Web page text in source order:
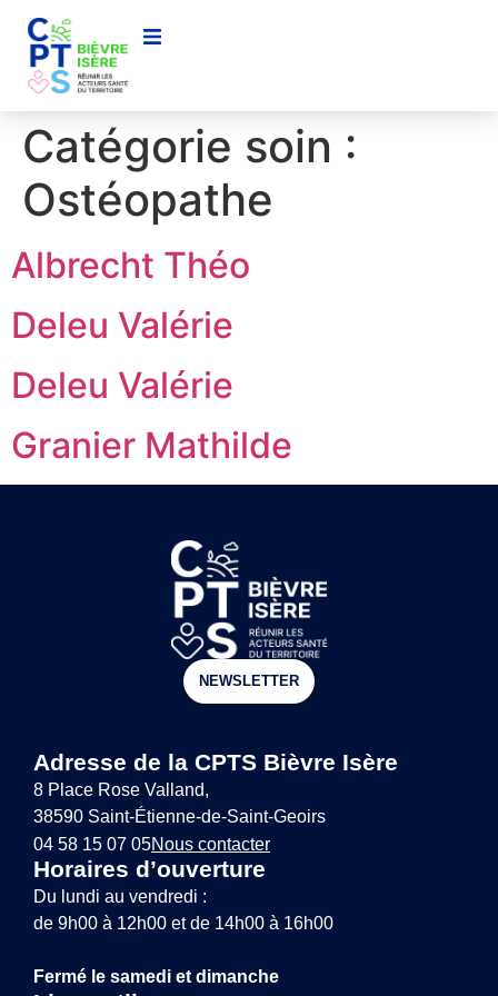
principal
Catégorie soin :
Ostéopathe
Albrecht Théo
Deleu Valérie
Deleu Valérie
Granier Mathilde
NEWSLETTER
Adresse de la CPTS Bièvre Isère
8 Place Rose Valland,
38590 Saint-Étienne-de-Saint-Geoirs
04 58 15 07 05Nous contacter
Horaires d’ouverture
Du lundi au vendredi :
de 9h00 à 12h00 et de 14h00 à 16h00
Fermé le samedi et dimanche